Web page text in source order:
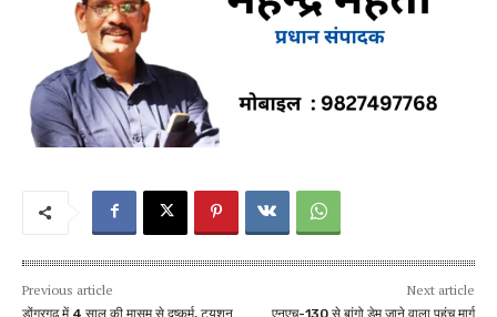
Previous article
डोंगरगढ़ में 4 साल की मासूम से दुष्कर्म, ट्यूशन
Next article
एनएच-130 से बांगो डेम जाने वाला पहुंच मार्ग